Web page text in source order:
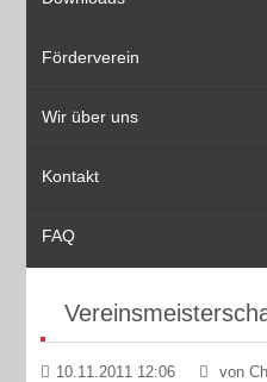
Förderverein
Wir über uns
Kontakt
FAQ
10.11.2011 12:06 von